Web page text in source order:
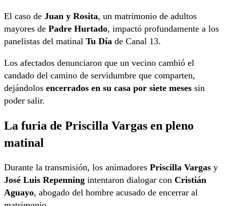
El caso de Juan y Rosita, un matrimonio de adultos
mayores de Padre Hurtado, impactó profundamente a los
panelistas del matinal Tu Día de Canal 13.
Los afectados denunciaron que un vecino cambió el
candado del camino de servidumbre que comparten,
dejándolos encerrados en su casa por siete meses sin
poder salir.
La furia de Priscilla Vargas en pleno
matinal
Durante la transmisión, los animadores Priscilla Vargas y
José Luis Repenning intentaron dialogar con Cristián
Aguayo, abogado del hombre acusado de encerrar al